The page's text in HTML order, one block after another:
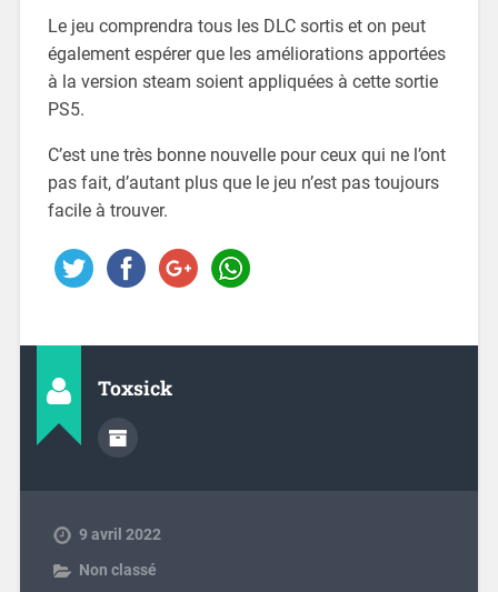
Le jeu comprendra tous les DLC sortis et on peut
également espérer que les améliorations apportées
à la version steam soient appliquées à cette sortie
PS5.
C’est une très bonne nouvelle pour ceux qui ne l’ont
pas fait, d’autant plus que le jeu n’est pas toujours
facile à trouver.
Toxsick
9 avril 2022
Non classé